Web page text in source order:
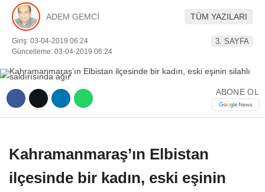
3. SAYFA
SPOR
SAĞLIK
EĞİTİM
KÜLTÜR SANAT
ADEM GEMCİ TÜM YAZILARI
Giriş: 03-04-2019 06:24
Güncelleme: 03-04-2019 06:24
3. SAYFA
ABONE OL
Kahramanmaraş’ın Elbistan
ilçesinde bir kadın, eski eşinin